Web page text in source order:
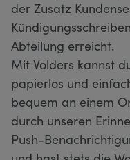
der Zusatz
Abteilung erreicht.
Mit Volders kannst
papierlos und
bequem an einem
durch unseren
Push-